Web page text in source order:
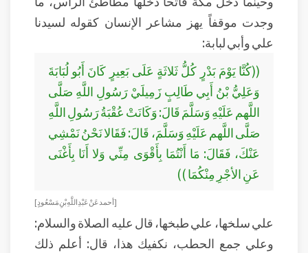
وجدت موقفاً يهز مشاعر الإنسان كقوله لسيدنا
علي وأبي لبابة:
((كُنَّا يَوْمَ بَدْرٍ كُلُّ ثَلاثَةٍ عَلَى بَعِيرٍ كَانَ أَبُو لُبَابَةَ
وَعَلِيُّ بْنُ أَبِي طَالِبٍ زَمِيلَيْ رَسُولِ اللَّهِ صَلَّى
اللَّهم عَلَيْهِ وَسَلَّمَ قَالَ: وَكَانَتْ عُقْبَةُ رَسُولِ اللَّهِ
صَلَّى اللَّهم عَلَيْهِ وَسَلَّمَ، قَالَ: فَقَالا نَحْنُ نَمْشِي
عَنْكَ، فَقَالَ: مَا أَنْتُمَا بِأَقْوَى مِنِّي وَلا أَنَا بِأَغْنَى
عَنِ الأجْرِ مِنْكُمَا ))
[ أحمد عَنْ عَبْدِ اللَّهِ بْنِ مَسْعُودٍ]
علي سلخها، علي طبخها، قال عليه الصلاة والسلام:
وعلي جمع الحطب، نكفيك هذا، قال: أعلم ذلك